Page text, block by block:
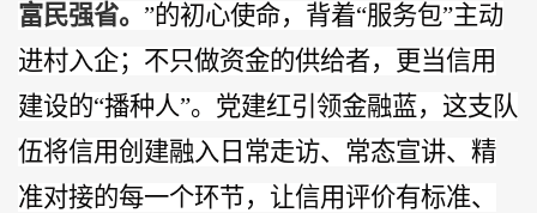
富民强省。 ”的初心使命，背着“服务包”主动
进村入企；不只做资金的供给者，更当信用
建设的“播种人”。党建红引领金融蓝，这支队
伍将信用创建融入日常走访、常态宣讲、精
准对接的每一个环节，让信用评价有标准、